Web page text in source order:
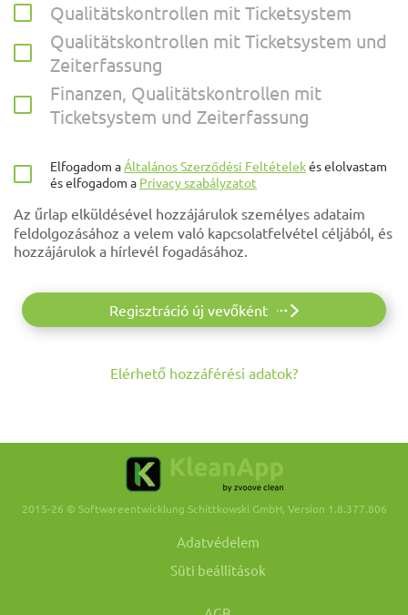
Qualitätskontrollen mit Ticketsystem
Qualitätskontrollen mit Ticketsystem und
Zeiterfassung
Finanzen, Qualitätskontrollen mit
Ticketsystem und Zeiterfassung
Elfogadom aÁltalános Szerződési Feltételekés elolvastam
és elfogadom a Privacy szabályzatot
Az űrlap elküldésével hozzájárulok személyes adataim
feldolgozásához a velem való kapcsolatfelvétel céljából, és
hozzájárulok a hírlevél fogadásához.
Regisztráció új vevőként
Elérhető hozzáférési adatok?
2015-26 © Softwareentwicklung Schittkowski GmbH, Version 1.8.377.806
Adatvédelem
Süti beállítások